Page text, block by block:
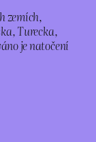
zemích,
Turecka,
je natočení